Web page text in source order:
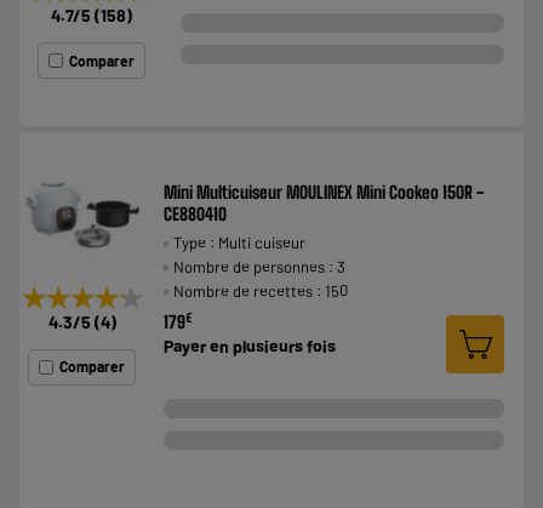
4.7/5 (158)
Comparer
★★★★★
★★★★★
4.3/5 (4)
Comparer
Mini Multicuiseur MOULINEX Mini Cookeo 150R -
CE880410
Type : Multi cuiseur
Nombre de personnes : 3
Nombre de recettes : 150
179€
Payer en plusieurs fois